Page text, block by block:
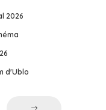
2026
d'Ublo